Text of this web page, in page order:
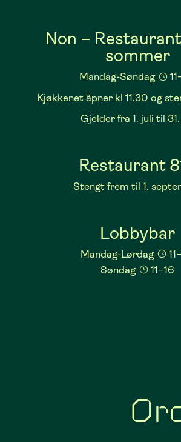
Non –
sommer
Mandag-Søndag
Kjøkkenet åpner kl 11.30 og
Gjelder fra 1. juli til
Restaurant
Stengt frem til 1.
Lobbybar
Mandag-Lørdag
Søndag
11–16